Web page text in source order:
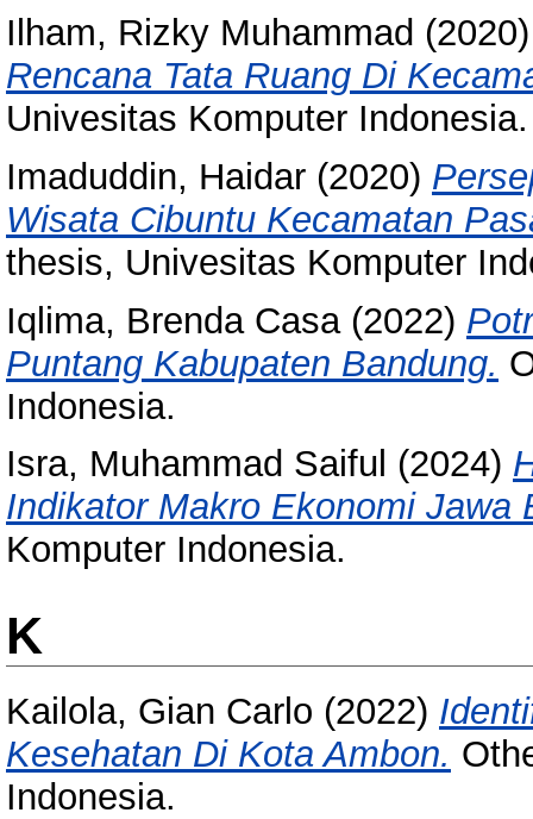
Ilham, Rizky Muhammad
Rencana Tata Ruang Di
Univesitas Komputer Indonesia.
Imaduddin, Haidar (2020)
Wisata Cibuntu Kecamatan
thesis, Univesitas Komputer
Iqlima, Brenda Casa(2022)
Puntang Kabupaten Bandung.
Indonesia.
Isra, Muhammad Saiful (2024)
Indikator Makro Ekonomi Jawa
Komputer Indonesia.
K
Kailola, Gian Carlo (2022)
Kesehatan Di Kota Ambon.
Indonesia.